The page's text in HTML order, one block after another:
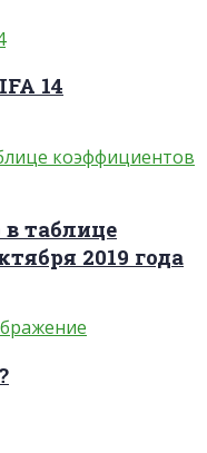
14
таблице
2019 года